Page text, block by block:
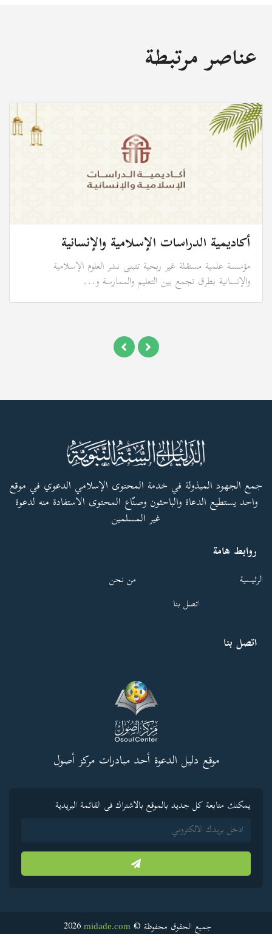
عناصر مرتبطة
أكاديمية الدراسات الإسلامية والإنسانية
مؤسسة علمية مستقلة غير ربحية تتبنى نشر العلوم الإسلامية
والإنسانية بطرق تجمع بين التعليم والممارسة و...
جمع الجهود المبذولة في خدمة المحتوى الإسلامي الدعوي في موقع
واحد يستطيع الدعاة والباحثون وصنّاع المحتوى الاستفادة منه لدعوة
غير المسلمين
روابط هامة
الرئيسية
من نحن
اتصل بنا
اتصل بنا
موقع دليل الدعوة أحد مبادرات مركز أصول
يمكنك متابعة كل جديد بالموقع بالاشتراك فى القائمة البريدية
جميع الحقوق محفوظة © midade.com
2026